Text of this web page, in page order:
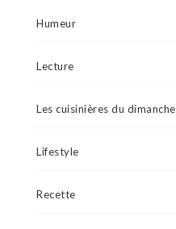
Humeur
Lecture
Les cuisinières du dimanche
Lifestyle
Recette